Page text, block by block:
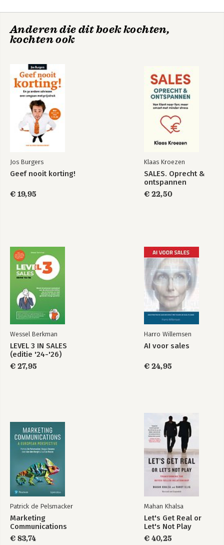
Section 4: May Cause Headaches, Dizziness, and Internal
Bleeding
Contrarian Primer
Pendulum Swing
References
About the Authors
Anderen die dit boek kochten,
kochten ook
Jos Burgers
Geef nooit korting!
€ 19,95
Klaas Kroezen
SALES. Oprecht &
ontspannen
€ 22,50
Wessel Berkman
LEVEL 3 IN SALES
(editie '24-'26)
€ 27,95
Harro Willemsen
AI voor sales
€ 24,95
Patrick de Pelsmacker
Marketing
Communications
€ 83,74
Mahan Khalsa
Let's Get Real or
Let's Not Play
€ 40,25